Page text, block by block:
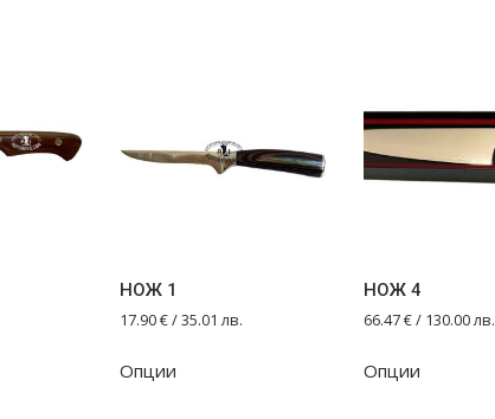
НОЖ 1
17.90€/ 35.01 лв.
Опции
НОЖ 4
66.47€/ 130.00 лв.
Опции